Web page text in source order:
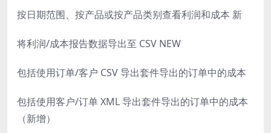
按日期范围、按产品或按产品类别查看利润和成本 新
将利润/成本报告数据导出至 CSV NEW
包括使用订单/客户 CSV 导出套件导出的订单中的成本
包括使用客户/订单 XML 导出套件导出的订单中的成本
（新增）